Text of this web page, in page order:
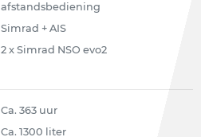
afstandsbediening
Simrad + AIS
2 x Simrad NSO evo2
Ca. 363 uur
Ca. 1300 liter